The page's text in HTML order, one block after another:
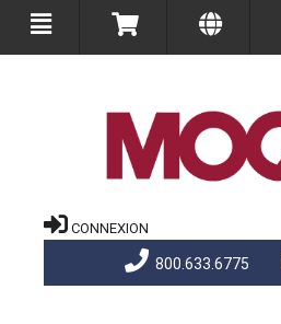
CONNEXION
800.633.6775